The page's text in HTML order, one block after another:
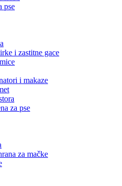
pse
i zastitne gace
i makaze
za pse
za mačke